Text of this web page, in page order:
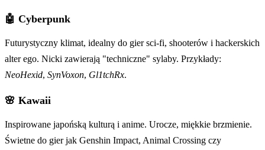
🤖 Cyberpunk
Futurystyczny klimat, idealny do gier sci-fi, shooterów i hackerskich
alter ego. Nicki zawierają "techniczne" sylaby. Przykłady:
NeoHexid, SynVoxon, Gl1tchRx.
🌸 Kawaii
Inspirowane japońską kulturą i anime. Urocze, miękkie brzmienie.
Świetne do gier jak Genshin Impact, Animal Crossing czy